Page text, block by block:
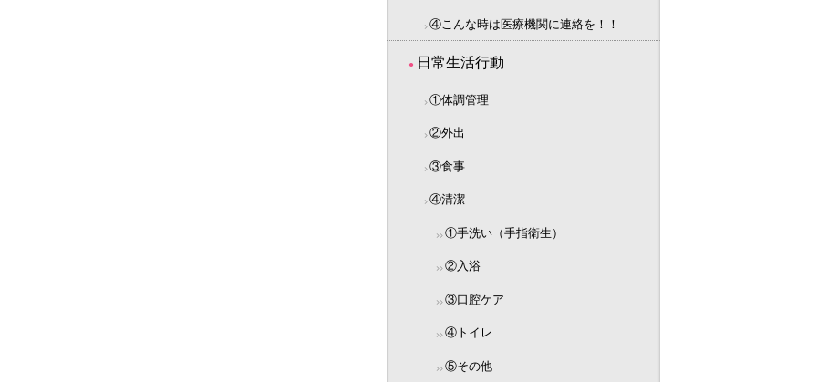
④こんな時は医療機関に連絡を！！
日常生活行動
①体調管理
②外出
③食事
④清潔
①手洗い（手指衛生）
②入浴
③口腔ケア
④トイレ
⑤その他